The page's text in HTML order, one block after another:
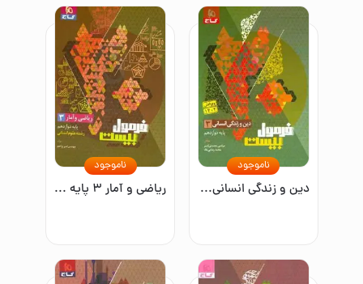
دین و زندگی انسانی ۳ پایه دوازدهم
ناموجود
ریاضی و آمار ۳ پایه دوازدهم رشته علوم انسانی
ناموجود